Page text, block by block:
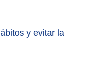
y evitar la